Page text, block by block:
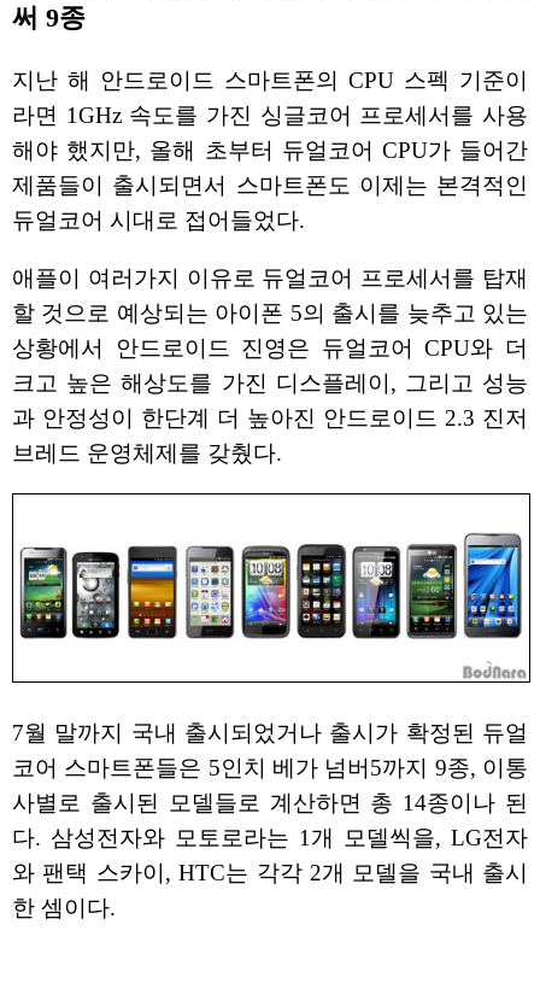
써 9종
지난 해 안드로이드 스마트폰의 CPU 스펙 기준이
라면 1GHz 속도를 가진 싱글코어 프로세서를 사용
해야 했지만, 올해 초부터 듀얼코어 CPU가 들어간
제품들이 출시되면서 스마트폰도 이제는 본격적인
듀얼코어 시대로 접어들었다.
애플이 여러가지 이유로 듀얼코어 프로세서를 탑재
할 것으로 예상되는 아이폰 5의 출시를 늦추고 있는
상황에서 안드로이드 진영은 듀얼코어 CPU와 더
크고 높은 해상도를 가진 디스플레이, 그리고 성능
과 안정성이 한단계 더 높아진 안드로이드 2.3 진저
브레드 운영체제를 갖췄다.
7월 말까지 국내 출시되었거나 출시가 확정된 듀얼
코어 스마트폰들은 5인치 베가 넘버5까지 9종, 이통
사별로 출시된 모델들로 계산하면 총 14종이나 된
다. 삼성전자와 모토로라는 1개 모델씩을, LG전자
와 팬택 스카이, HTC는 각각 2개 모델을 국내 출시
한 셈이다.